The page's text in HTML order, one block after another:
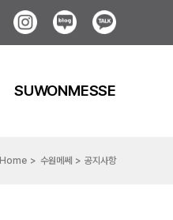
Instagram
BlogKakao
SUWONMESSE
Home 수원메쎄 공지사항